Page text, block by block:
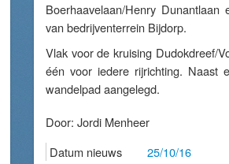
Boerhaavelaan/Henry Dunantlaan
van bedrijventerrein Bijdorp.
Vlak voor de kruising Dudokdreef/
één voor iedere rijrichting. Naast
wandelpad aangelegd.
Door: Jordi Menheer
Datum nieuws
25/10/16